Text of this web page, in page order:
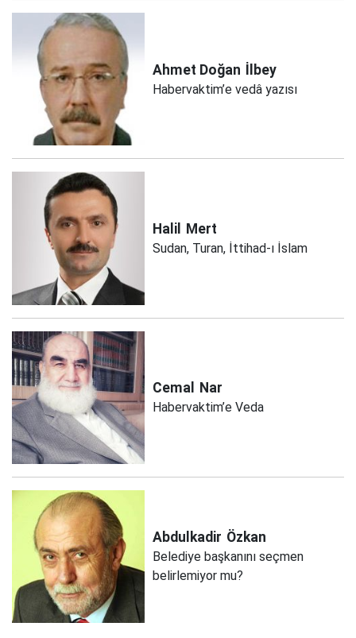
Ahmet Doğan İlbey
Habervaktim’e vedâ yazısı
Halil Mert
Sudan, Turan, İttihad-ı İslam
Cemal Nar
Habervaktim’e Veda
Abdulkadir Özkan
Belediye başkanını seçmen
belirlemiyor mu?